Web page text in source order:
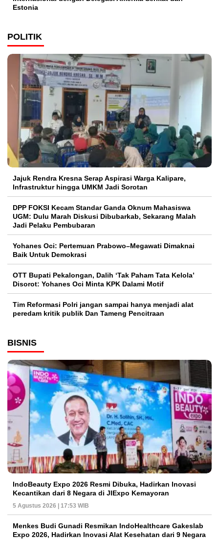
Estonia
POLITIK
Jajuk Rendra Kresna Serap Aspirasi Warga Kalipare,
Infrastruktur hingga UMKM Jadi Sorotan
DPP FOKSI Kecam Standar Ganda Oknum Mahasiswa
UGM: Dulu Marah Diskusi Dibubarkab, Sekarang Malah
Jadi Pelaku Pembubaran
Yohanes Oci: Pertemuan Prabowo–Megawati Dimaknai
Baik Untuk Demokrasi
OTT Bupati Pekalongan, Dalih ‘Tak Paham Tata Kelola’
Disorot: Yohanes Oci Minta KPK Dalami Motif
Tim Reformasi Polri jangan sampai hanya menjadi alat
peredam kritik publik Dan Tameng Pencitraan
BISNIS
IndoBeauty Expo 2026 Resmi Dibuka, Hadirkan Inovasi
Kecantikan dari 8 Negara di JIExpo Kemayoran
5 Agustus 2026 | 17:53 WIB
Menkes Budi Gunadi Resmikan IndoHealthcare Gakeslab
Expo 2026, Hadirkan Inovasi Alat Kesehatan dari 9 Negara